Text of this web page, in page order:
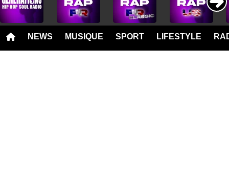
NEWS MUSIQUE SPORT LIFESTYLE